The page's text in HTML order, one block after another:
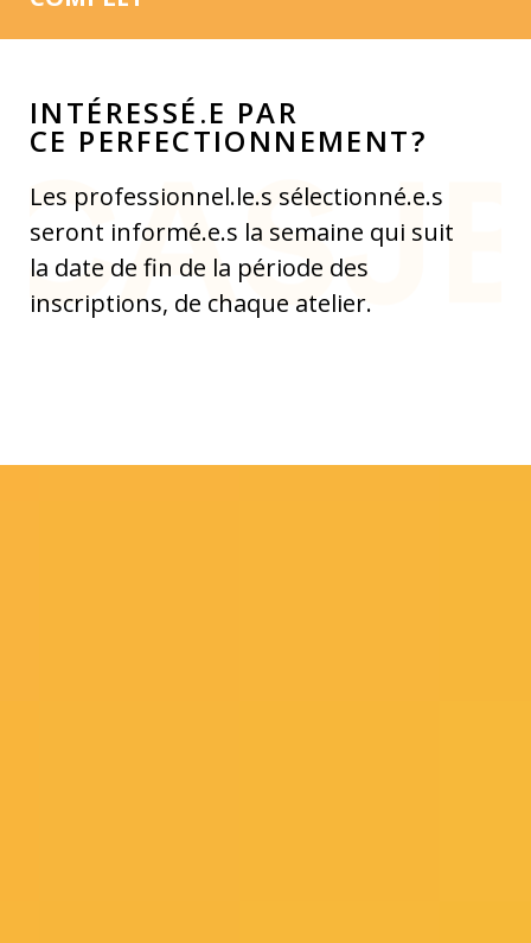
INTÉRESSÉ.E PAR
CE PERFECTIONNEMENT?
Les professionnel.le.s sélectionné.e.s
seront informé.e.s la semaine qui suit
la date de fin de la période des
inscriptions, de chaque atelier.